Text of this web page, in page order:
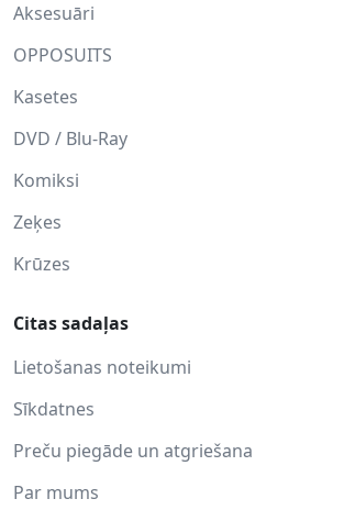
Aksesuāri
OPPOSUITS
Kasetes
DVD / Blu-Ray
Komiksi
Zeķes
Krūzes
Citas sadaļas
Lietošanas noteikumi
Sīkdatnes
Preču piegāde un atgriešana
Par mums